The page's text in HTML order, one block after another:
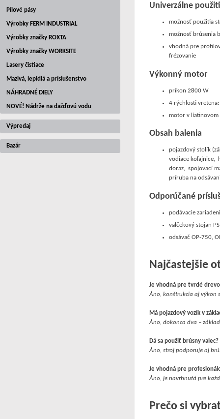
Pílové pásy
Výrobky FERM INDUSTRIAL
Výrobky značky ROXTA
Výrobky značky WORKSITE
Lasery čistiace
Mazivá, lepidlá a príslušenstvo
NÁHRADNÉ DIELY
NOVÉ! Nádrže na dažďovú vodu
Výpredaj
Bazár
Univerzálne
možnosť použitia
možnosť brúsenia
vhodná pre
frézovanie
Výkonný motor
príkon 2800 W
4 rýchlosti
motor v
Obsah balenia
pojazdový stolík
vodiace koľajnice,
doraz, spojovací
príruba na
Odporúčané
podávacie
valčekový stojan
odsávač OP‑750,
Najčastejšie
Je vhodná pre tvrdé
Áno, konštrukcia aj výkon
Má pojazdový vozík v
Áno, dokonca dva –
Dá sa použiť brúsny valec?
Áno, stroj podporuje aj
Je vhodná pre
Áno, je navrhnutá pre
Prečo si